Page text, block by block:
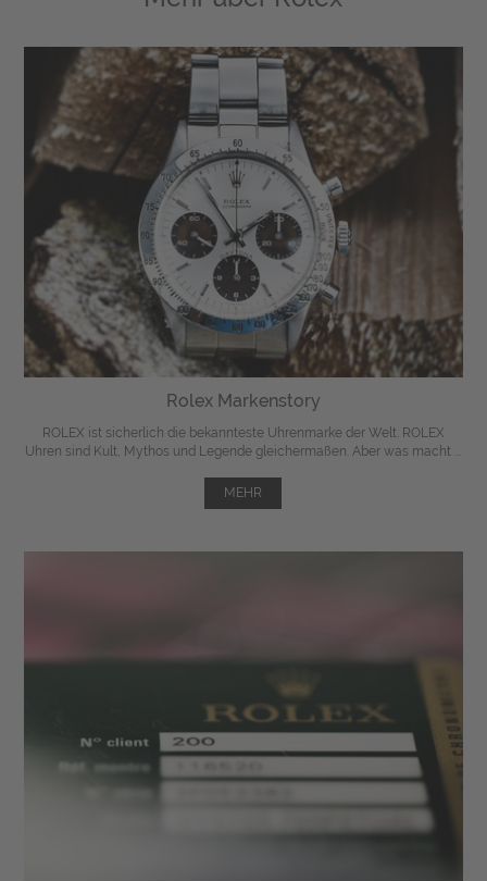
Rolex Markenstory
ROLEX ist sicherlich die bekannteste Uhrenmarke der Welt. ROLEX
Uhren sind Kult, Mythos und Legende gleichermaßen. Aber was macht ...
MEHR